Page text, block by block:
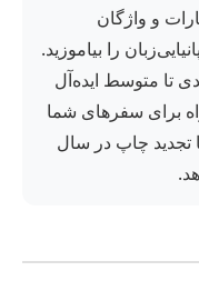
و واژگان
را بیاموزید.
تا متوسط ایده‌آل
برای سفرهای شما
تجدید چاپ در سال